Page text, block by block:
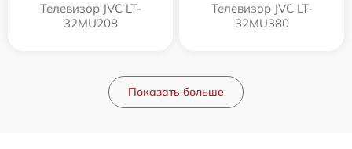
Телевизор JVC LT-
32MU208
Телевизор JVC LT-
32MU380
Показать больше